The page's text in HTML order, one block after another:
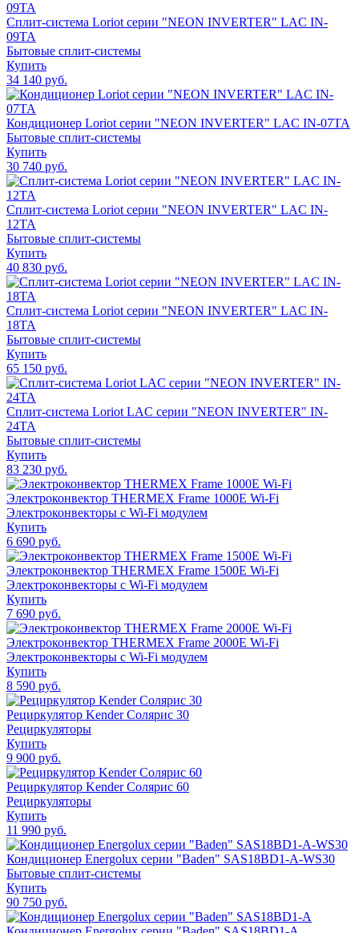
Сплит-система Loriot серии "NEON INVERTER" LAC IN-
09TA
Бытовые сплит-системы
Купить
34 140 руб.
Кондиционер Loriot серии "NEON INVERTER" LAC IN-07TA
Бытовые сплит-системы
Купить
30 740 руб.
Сплит-система Loriot серии "NEON INVERTER" LAC IN-
12TA
Бытовые сплит-системы
Купить
40 830 руб.
Сплит-система Loriot серии "NEON INVERTER" LAC IN-
18TA
Бытовые сплит-системы
Купить
65 150 руб.
Сплит-система Loriot LAC серии "NEON INVERTER" IN-
24TA
Бытовые сплит-системы
Купить
83 230 руб.
Электроконвектор THERMEX Frame 1000E Wi-Fi
Электроконвекторы с Wi-Fi модулем
Купить
6 690 руб.
Электроконвектор THERMEX Frame 1500E Wi-Fi
Электроконвекторы с Wi-Fi модулем
Купить
7 690 руб.
Электроконвектор THERMEX Frame 2000E Wi-Fi
Электроконвекторы с Wi-Fi модулем
Купить
8 590 руб.
Рециркулятор Kender Солярис 30
Рециркуляторы
Купить
9 900 руб.
Рециркулятор Kender Солярис 60
Рециркуляторы
Купить
11 990 руб.
Кондиционер Energolux серии "Baden" SAS18BD1-A-WS30
Бытовые сплит-системы
Купить
90 750 руб.